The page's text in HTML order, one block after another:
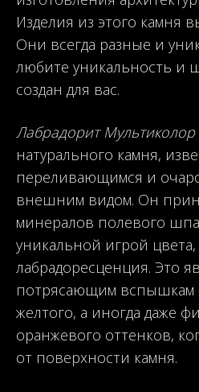
Изделия из этого камня
Они всегда разные и
любите уникальность и
создан для вас.
Лабрадорит Мультиколор
натурального камня,
переливающимся и
внешним видом. Он
минералов полевого
уникальной игрой цвета,
лабрадоресценция. Это
потрясающим вспышкам
желтого, а иногда даже
оранжевого оттенков,
от поверхности камня.